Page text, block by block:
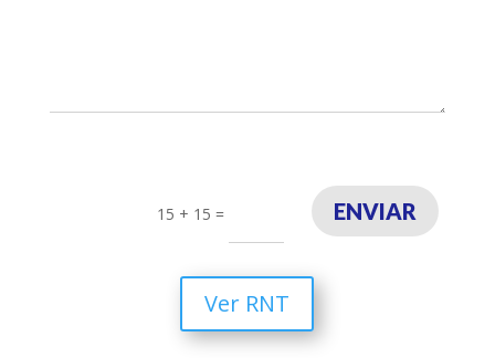
15 + 15 = ENVIAR
Ver RNT